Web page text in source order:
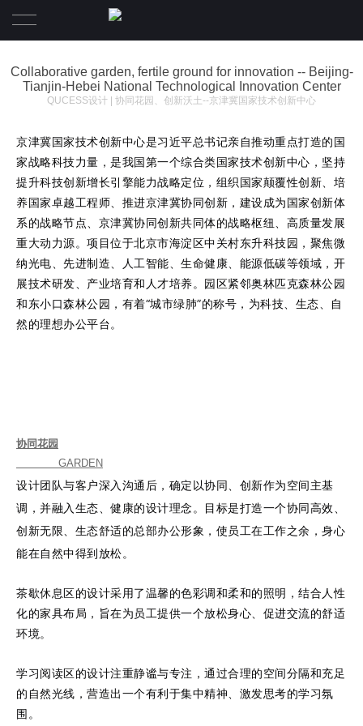
Collaborative garden, fertile ground for innovation -- Beijing-
Tianjin-Hebei National Technological Innovation Center
QUCESS设计 | 协同花园、创新沃土--京津冀国家技术创新中心
京津冀国家技术创新中心是习近平总书记亲自推动重点打造的国
家战略科技力量，是我国第一个综合类国家技术创新中心，坚持
提升科技创新增长引擎能力战略定位，组织国家颠覆性创新、培
养国家卓越工程师、推进京津冀协同创新，建设成为国家创新体
系的战略节点、京津冀协同创新共同体的战略枢纽、高质量发展
重大动力源。项目位于北京市海淀区中关村东升科技园，聚焦微
纳光电、先进制造、人工智能、生命健康、能源低碳等领域，开
展技术研发、产业培育和人才培养。园区紧邻奥林匹克森林公园
和东小口森林公园，有着“城市绿肺”的称号，为科技、生态、自
然的理想办公平台。
协同花园
GARDEN
设计团队与客户深入沟通后，确定以协同、创新作为空间主基
调，并融入生态、健康的设计理念。目标是打造一个协同高效、
创新无限、生态舒适的总部办公形象，使员工在工作之余，身心
能在自然中得到放松。
茶歇休息区的设计采用了温馨的色彩调和柔和的照明，结合人性
化的家具布局，旨在为员工提供一个放松身心、促进交流的舒适
环境。
学习阅读区的设计注重静谧与专注，通过合理的空间分隔和充足
的自然光线，营造出一个有利于集中精神、激发思考的学习氛
围。
業務範圍
關於清石
關於事務所
關於体系
關於設計師
清石作品
關於榮譽
清石新聞
聯繫我們